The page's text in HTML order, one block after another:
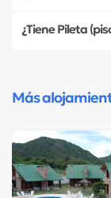
¿Tiene Pileta
Más